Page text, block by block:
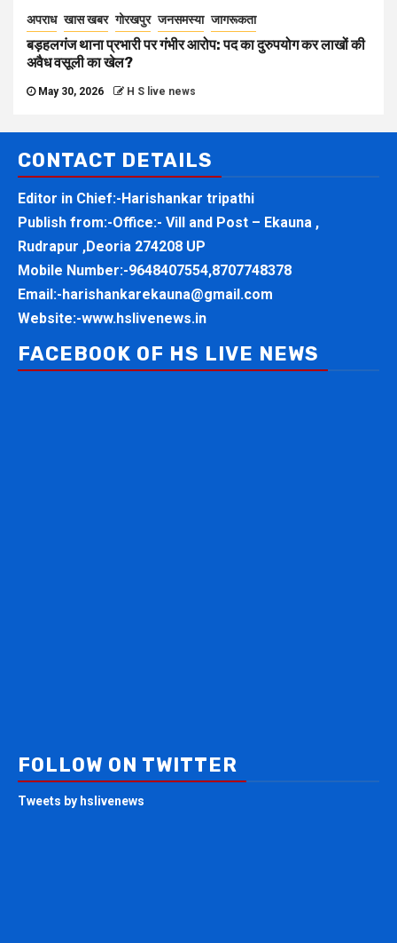
अपराध खास खबर गोरखपुर जनसमस्या जागरूकता
बड़हलगंज थाना प्रभारी पर गंभीर आरोप: पद का दुरुपयोग कर लाखों की
अवैध वसूली का खेल?
May 30, 2026 H S live news
CONTACT DETAILS
Editor in Chief:-Harishankar tripathi
Publish from:-Office:- Vill and Post – Ekauna ,
Rudrapur ,Deoria 274208 UP
Mobile Number:-9648407554,8707748378
Email:-harishankarekauna@gmail.com
Website:-www.hslivenews.in
FACEBOOK OF HS LIVE NEWS
FOLLOW ON TWITTER
Tweets by hslivenews